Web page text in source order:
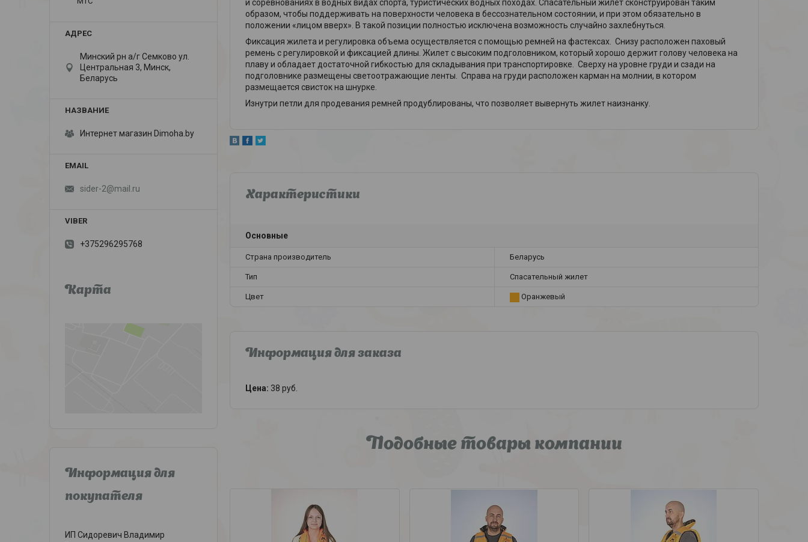
и соревнованиях в водных видах спорта, туристических водных походах. Спасательный жилет сконструирован таким
образом, чтобы поддерживать на поверхности человека в бессознательном состоянии, и при этом обязательно в
положении «лицом вверх». В такой позиции полностью исключена возможность случайно захлебнуться.
Фиксация жилета и регулировка объема осуществляется с помощью ремней на фастексах. Снизу расположен паховый
ремень с регулировкой и фиксацией длины. Жилет с высоким подголовником, который хорошо держит голову человека на
плаву и обладает достаточной гибкостью для складывания при транспортировке. Сверху на уровне груди и сзади на
подголовнике размещены светоотражающие ленты. Справа на груди расположен карман на молнии, в котором
размещается свисток на шнурке.
Изнутри петли для продевания ремней продублированы, что позволяет вывернуть жилет наизнанку.
Характеристики
Основные
Страна производитель Беларусь
Тип Спасательный жилет
Цвет Оранжевый
Информация для заказа
Цена: 38 руб.
Подобные товары компании
Минский рн а/г Семково ул.
Центральная 3, Минск,
Беларусь
Интернет магазин Dimoha.by
sider-2@mail.ru
+375296295768
Карта
Информация для
покупателя
ИП Сидоревич Владимир